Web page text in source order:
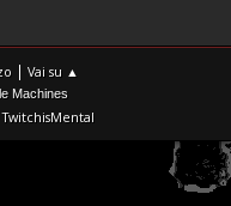
| Vai su ▲
Machines